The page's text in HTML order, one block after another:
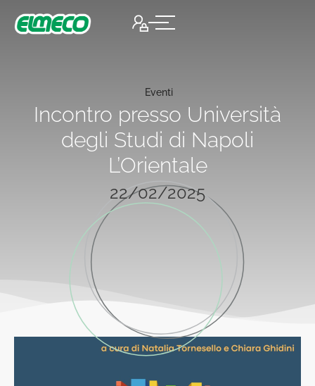
22/02/2025
Eventi
Incontro presso Università
degli Studi di Napoli
L’Orientale